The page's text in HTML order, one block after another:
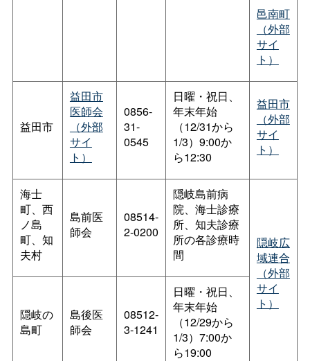
邑南町
（外部
サイ
ト）
益田市
益田市
医師会
（外部
サイ
ト）
0856-
31-
0545
日曜・祝日、
年末年始
（12/31から
1/3）9:00か
ら12:30
益田市
（外部
サイ
ト）
海士
町、西
ノ島
町、知
夫村
島前医
師会
08514-
2-0200
隠岐島前病
院、海士診療
所、知夫診療
所の各診療時
間
隠岐広
域連合
（外部
サイ
ト）
隠岐の
島町
島後医
師会
08512-
3-1241
日曜・祝日、
年末年始
（12/29から
1/3）7:00か
ら19:00